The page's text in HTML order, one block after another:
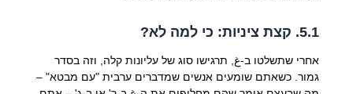
5.1. קצת ציניות: כי למה לא?
אחרי שתשלטו ב-غ, תרגישו סוג של עליונות קלה, וזה בסדר
גמור. כשאתם שומעים אנשים שמדברים ערבית "עם מבטא" –